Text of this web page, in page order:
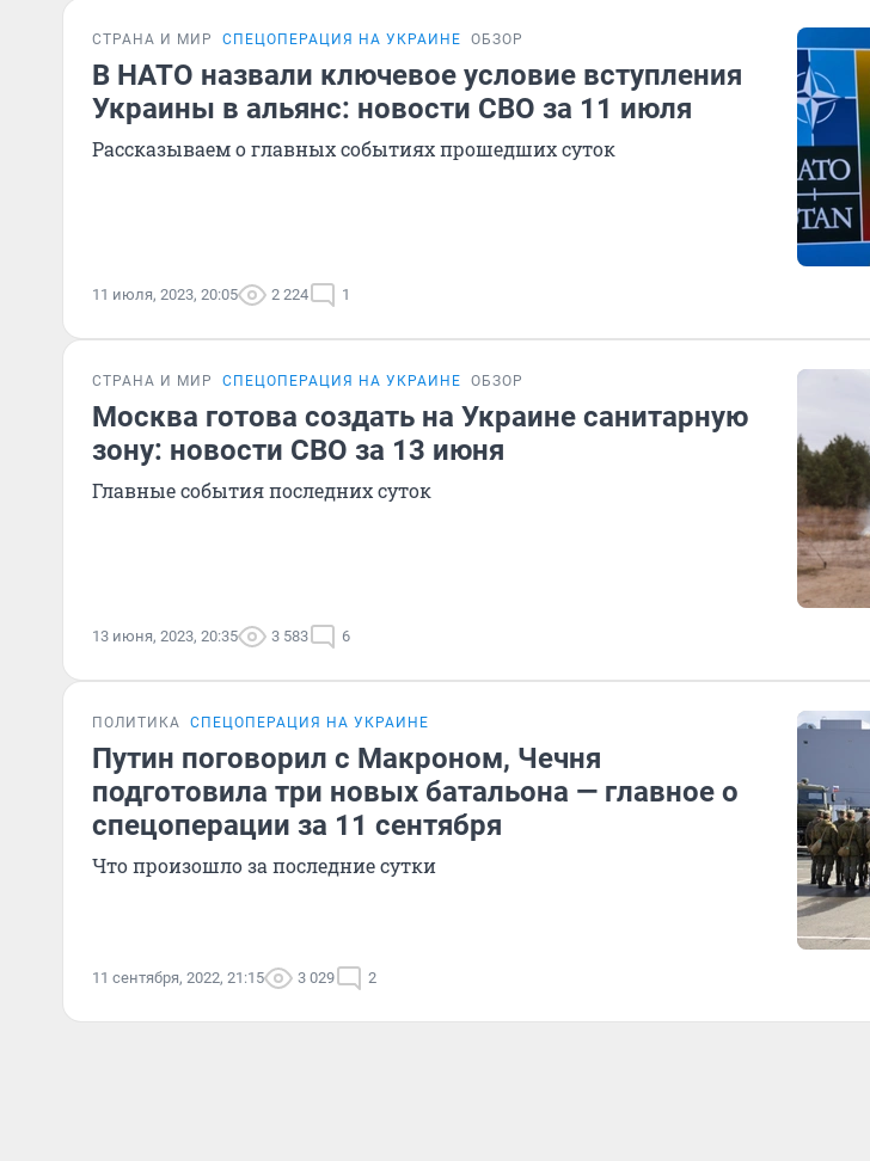
СТРАНА И МИР СПЕЦОПЕРАЦИЯ НА УКРАИНЕ ОБЗОР
В НАТО назвали ключевое условие вступления
Украины в альянс: новости СВО за 11 июля
Рассказываем о главных событиях прошедших суток
11 июля, 2023, 20:05 2 224 1
СТРАНА И МИР СПЕЦОПЕРАЦИЯ НА УКРАИНЕ ОБЗОР
Москва готова создать на Украине санитарную
зону: новости СВО за 13 июня
Главные события последних суток
13 июня, 2023, 20:35 3 583 6
ПОЛИТИКА СПЕЦОПЕРАЦИЯ НА УКРАИНЕ
Путин поговорил с Макроном, Чечня
подготовила три новых батальона — главное о
спецоперации за 11 сентября
Что произошло за последние сутки
11 сентября, 2022, 21:15 3 029 2